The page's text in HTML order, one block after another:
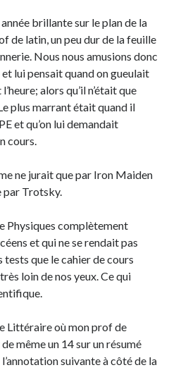
brillante sur le plan de la
de latin, un peu dur de la feuille
Nous nous amusions donc
lui pensait quand on gueulait
alors qu’il n’était que
plus marrant était quand il
et qu’on lui demandait
cours.
ne jurait que par Iron Maiden
par Trotsky.
Physiques complètement
et qui ne se rendait pas
que le cahier de cours
loin de nos yeux. Ce qui
Littéraire où mon prof de
même un 14 sur un résumé
suivante à côté de la